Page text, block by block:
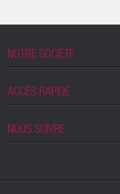
NOTRE SOCIÉTÉ
ACCÈS RAPIDE
NOUS SUIVRE